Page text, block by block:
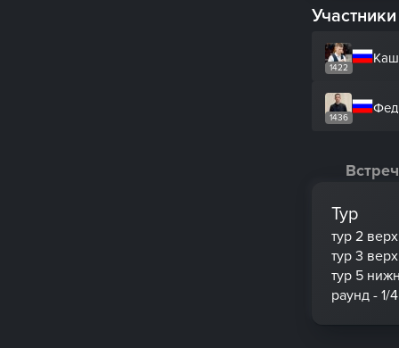
1422
1436
Тур
тур 2
тур 3
тур 5
раунд - 1/4